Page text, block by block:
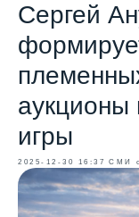
Сергей
аукционы
игры
2025-12-30 16:37 СМИ